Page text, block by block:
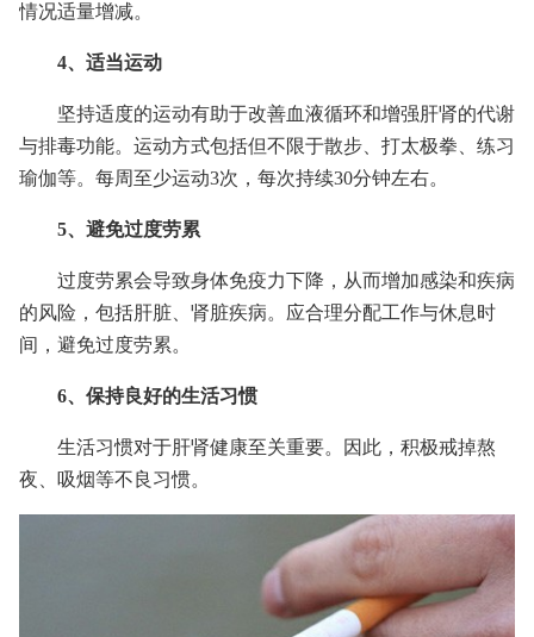
情况适量增减。
4、适当运动
坚持适度的运动有助于改善血液循环和增强肝肾的代谢
与排毒功能。运动方式包括但不限于散步、打太极拳、练习
瑜伽等。每周至少运动3次，每次持续30分钟左右。
5、避免过度劳累
过度劳累会导致身体免疫力下降，从而增加感染和疾病
的风险，包括肝脏、肾脏疾病。应合理分配工作与休息时
间，避免过度劳累。
6、保持良好的生活习惯
生活习惯对于肝肾健康至关重要。因此，积极戒掉熬
夜、吸烟等不良习惯。